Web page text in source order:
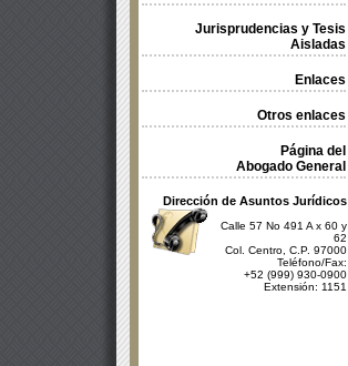
Jurisprudencias y Tesis
Aisladas
Enlaces
Otros enlaces
Página del
Abogado General
Dirección de Asuntos Jurídicos
Calle 57 No 491 A x 60 y
62
Col. Centro, C.P. 97000
Teléfono/Fax:
+52 (999) 930-0900
Extensión: 1151